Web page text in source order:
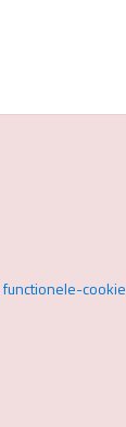
functionele-